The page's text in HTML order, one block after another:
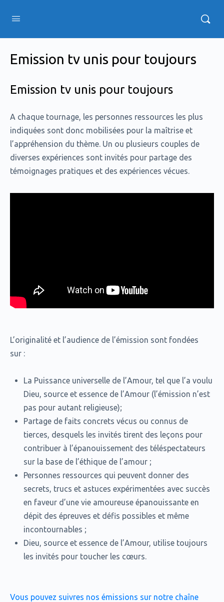
Emission tv unis pour toujours
Emission tv unis pour toujours
A chaque tournage, les personnes ressources les plus
indiquées sont donc mobilisées pour la maîtrise et
l’appréhension du thème. Un ou plusieurs couples de
diverses expériences sont invités pour partage des
témoignages pratiques et des expériences vécues.
L’originalité et l’audience de l’émission sont fondées
sur :
La Puissance universelle de l’Amour, tel que l’a voulu
Dieu, source et essence de l’Amour (l’émission n’est
pas pour autant religieuse);
Partage de faits concrets vécus ou connus de
tierces, desquels les invités tirent des leçons pour
contribuer à l’épanouissement des téléspectateurs
sur la base de l’éthique de l’amour ;
Personnes ressources qui peuvent donner des
secrets, trucs et astuces expérimentées avec succès
en faveur d’une vie amoureuse épanouissante en
dépit des épreuves et défis possibles et même
incontournables ;
Dieu, source et essence de l’Amour, utilise toujours
les invités pour toucher les cœurs.
Vous pouvez suivres nos émissions sur notre chaîne